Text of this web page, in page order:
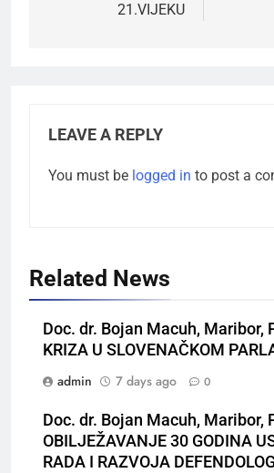
21.VIJEKU
LEAVE A REPLY
You must be logged in to post a
Related News
Doc. dr. Bojan Macuh, Maribor,
KRIZA U SLOVENAČKOM
admin
7 days ago 0
Doc. dr. Bojan Macuh, Maribor,
OBILJEŽAVANJE 30 GODINA
RADA I RAZVOJA